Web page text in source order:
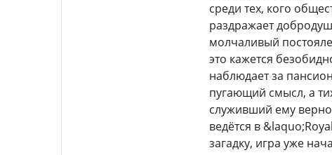
среди тех, кого
раздражает
молчаливый
это кажется
наблюдает за
пугающий смысл, а
служивший ему верно
ведётся в
загадку, игра уже